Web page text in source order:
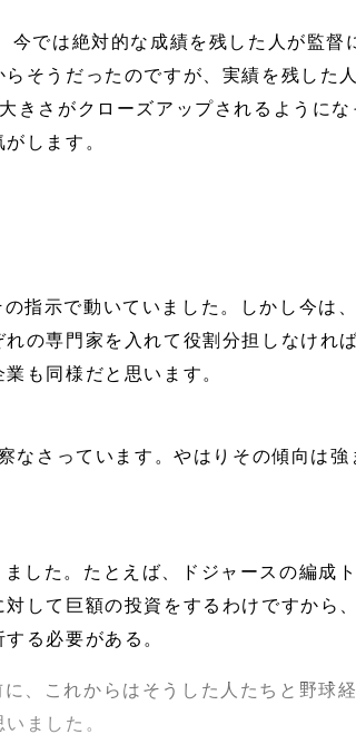
では絶対的な成績を残した人が監督
そうだったのですが、実績を残した
きさがクローズアップされるようにな
します。
指示で動いていました。しかし今は
の専門家を入れて役割分担しなけれ
も同様だと思います。
さっています。やはりその傾向は強
した。たとえば、ドジャースの編成
して巨額の投資をするわけですから
る必要がある。
、これからはそうした人たちと野球
ました。